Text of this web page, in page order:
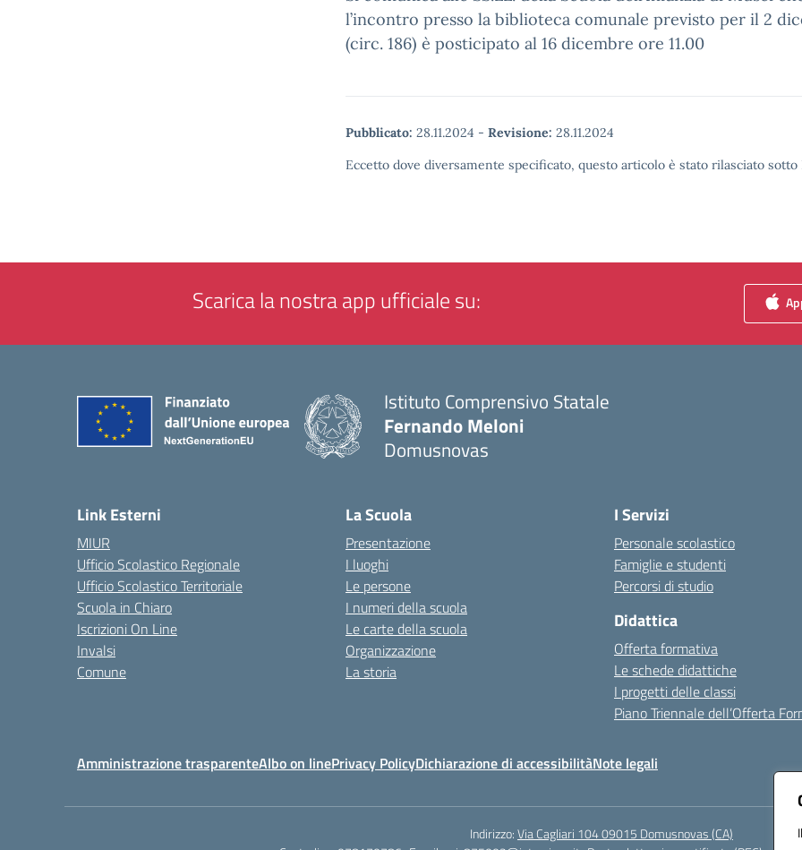
l’incontro presso la biblioteca comunale previsto per il 2
(circ. 186) è posticipato al 16 dicembre ore 11.00
Pubblicato: 28.11.2024 - Revisione: 28.11.2024
Eccetto dove diversamente specificato, questo articolo è stato rilasciato
Scarica la nostra app ufficiale su:
Istituto Comprensivo Statale
Fernando Meloni
Domusnovas
Link Esterni
MIUR
Ufficio Scolastico Regionale
Ufficio Scolastico Territoriale
Scuola in Chiaro
Iscrizioni On Line
Invalsi
Comune
La Scuola
Presentazione
I luoghi
Le persone
I numeri della scuola
Le carte della scuola
Organizzazione
La storia
I Servizi
Personale scolastico
Famiglie e studenti
Percorsi di studio
Didattica
Offerta formativa
Le schede didattiche
I progetti delle classi
Piano Triennale dell’Offerta
Amministrazione trasparenteAlbo on linePrivacy PolicyDichiarazione di accessibilitàNote legali
Indirizzo:Via Cagliari 104 09015 Domusnovas (CA)